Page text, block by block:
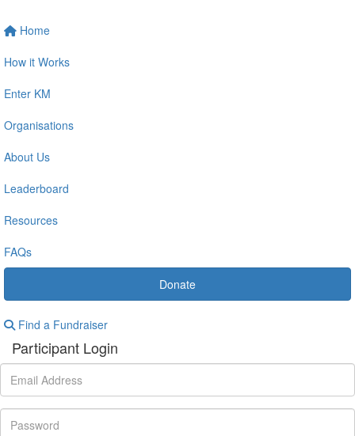
Home
How it Works
Enter KM
Organisations
About Us
Leaderboard
Resources
FAQs
Donate
Find a Fundraiser
Participant Login